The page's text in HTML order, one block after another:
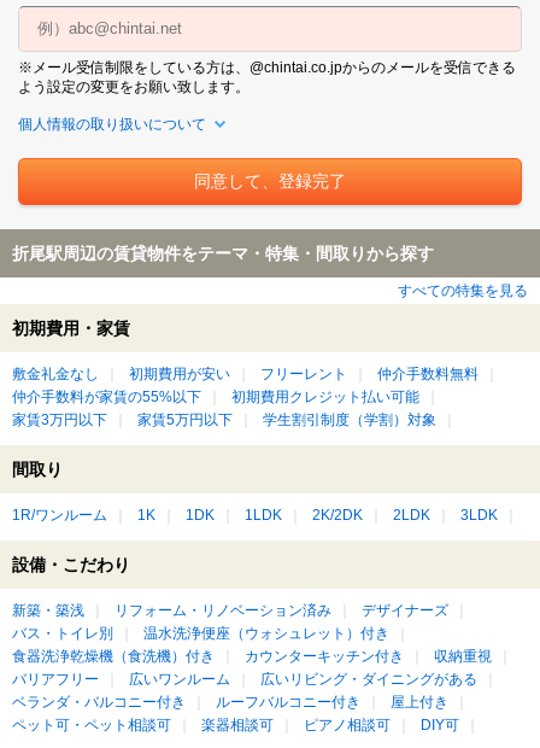
※メール受信制限をしている方は、@chintai.co.jpからのメールを受信できる
よう設定の変更をお願い致します。
個人情報の取り扱いについて
折尾駅周辺の賃貸物件をテーマ・特集・間取りから探す
すべての特集を見る
初期費用・家賃
敷金礼金なし 初期費用が安い フリーレント
仲介手数料無料
仲介手数料が家賃の55%以下
初期費用クレジット払い可能
家賃3万円以下
家賃5万円以下 学生割引制度（学割）対象
間取り
1R/ワンルーム 1K 1DK 1LDK 2K/2DK 2LDK 3LDK
設備・こだわり
新築・築浅 リフォーム・リノベーション済み
デザイナーズ
バス・トイレ別
温水洗浄便座（ウォシュレット）付き
食器洗浄乾燥機（食洗機）付き
カウンターキッチン付き
収納重視
バリアフリー
広いワンルーム
広いリビング・ダイニングがある
ベランダ・バルコニー付き
ルーフバルコニー付き
屋上付き
ペット可・ペット相談可
楽器相談可 ピアノ相談可 DIY可